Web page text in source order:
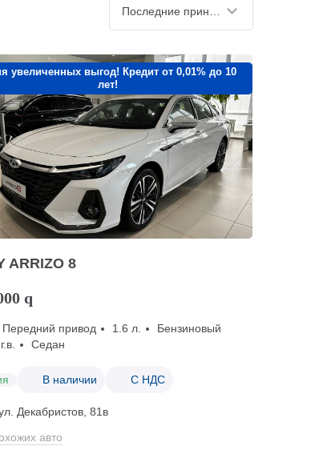
увеличенных выгод! Кредит от 0,01% до 10
лет!
ARRIZO 8
q
Передний привод 1.6 л.
Бензиновый
Седан
В наличии С НДС
Декабристов, 81в
авто